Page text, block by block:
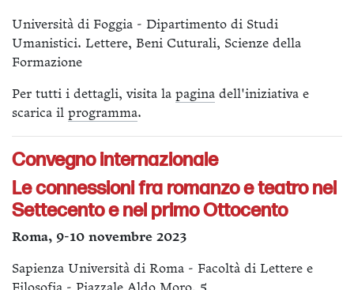
Università di Foggia - Dipartimento di Studi
Umanistici. Lettere, Beni Cuturali, Scienze della
Formazione
Per tutti i dettagli, visita la pagina dell'iniziativa e
scarica il programma.
Convegno internazionale
Le connessioni fra romanzo e teatro nel
Settecento e nel primo Ottocento
Roma, 9-10 novembre 2023
Sapienza Università di Roma - Facoltà di Lettere e